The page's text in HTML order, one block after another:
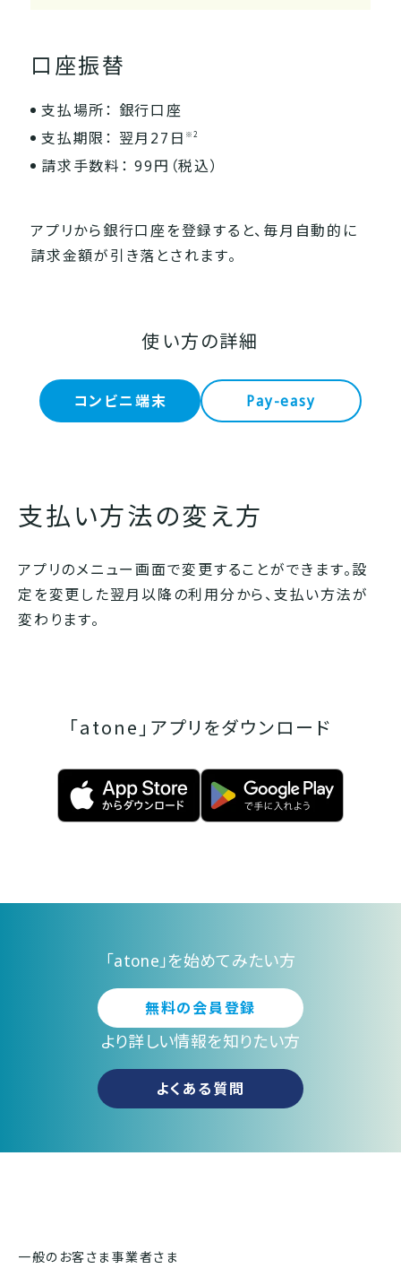
口座振替
支払場所： 銀行口座
支払期限： 翌月27日 ※2
請求手数料： 99円（税込）
アプリから銀行口座を登録すると、毎月自動的に
請求金額が引き落とされます。
使い方の詳細
コンビニ端末 Pay-easy
支払い方法の変え方
アプリのメニュー画面で変更することができます。設
定を変更した翌月以降の利用分から、支払い方法が
変わります。
「atone」アプリをダウンロード
「atone」を始めてみたい方
無料の会員登録
より詳しい情報を知りたい方
よくある質問
一般のお客さま 事業者さま